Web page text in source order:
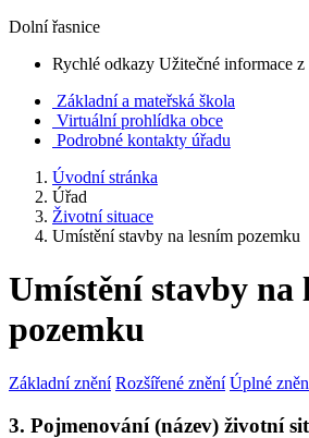
Dolní řasnice
Rychlé odkazy Užitečné informace z
Základní a mateřská škola
Virtuální prohlídka obce
Podrobné kontakty úřadu
Úvodní stránka
Úřad
Životní situace
Umístění stavby na lesním pozemku
Umístění stavby na
pozemku
Základní znění Rozšířené znění Úplné
3. Pojmenování (název) životní